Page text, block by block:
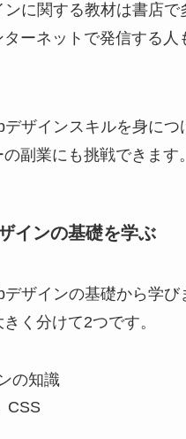
ンに関する教材は書店で
ーネットで発信する人
デザインスキルを身につ
副業にも挑戦できます。
インの基礎を学ぶ
デザインの基礎から学び
く分けて2つです。
の知識
CSS